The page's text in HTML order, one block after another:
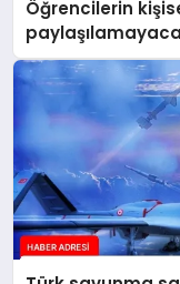
Öğrencilerin